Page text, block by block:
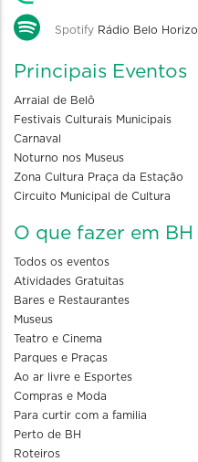
Spotify Rádio Belo
Principais Eventos
Arraial de Belô
Festivais Culturais Municipais
Carnaval
Noturno nos Museus
Zona Cultura Praça da Estação
Circuito Municipal de Cultura
O que fazer em BH
Todos os eventos
Atividades Gratuitas
Bares e Restaurantes
Museus
Teatro e Cinema
Parques e Praças
Ao ar livre e Esportes
Compras e Moda
Para curtir com a familia
Perto de BH
Roteiros